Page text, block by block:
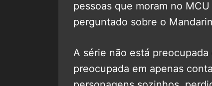
pessoas que moram no
perguntado sobre o
A série não está
preocupada em apenas